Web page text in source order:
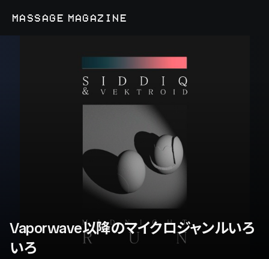
MASSAGE MAGAZINE
Vaporwave以降のマイクロジャンルいろ
いろ